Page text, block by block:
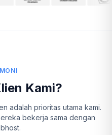
Kami?
adalah prioritas utama kami.
bekerja sama dengan